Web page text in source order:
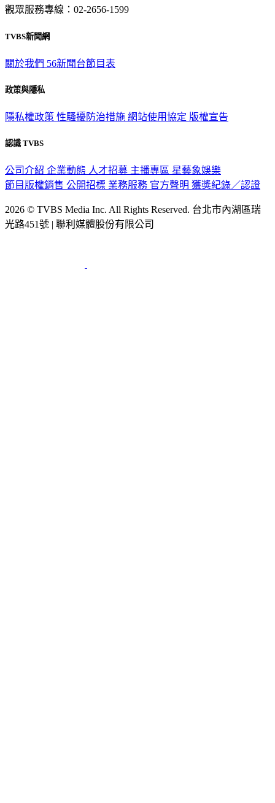
觀眾服務專線：02-2656-1599
TVBS新聞網
關於我們 56新聞台節目表
政策與隱私
隱私權政策 性騷擾防治措施 網站使用協定 版權宣告
認識 TVBS
公司介紹 企業動態 人才招募 主播專區 星藝象娛樂
節目版權銷售 公開招標 業務服務 官方聲明 獲獎紀錄／認證
2026 © TVBS Media Inc. All Rights Reserved. 台北市內湖區瑞
光路451號 | 聯利媒體股份有限公司